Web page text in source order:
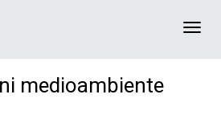
medioambiente